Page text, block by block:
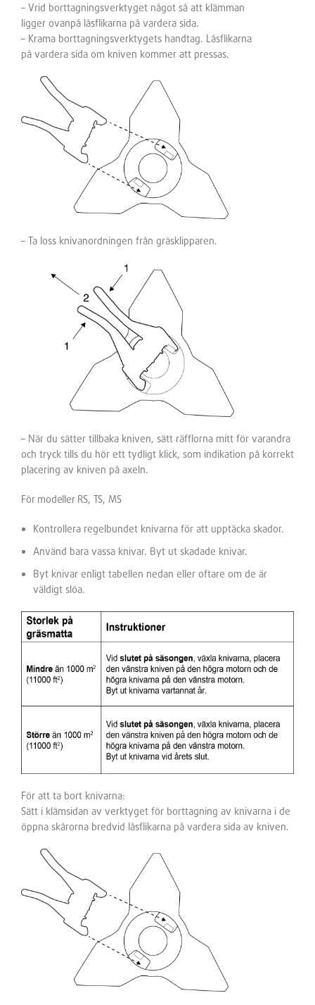
– Vrid borttagningsverktyget något så att klämman
ligger ovanpå låsflikarna på vardera sida.
– Krama borttagningsverktygets handtag. Låsflikarna
på vardera sida om kniven kommer att pressas.
– Ta loss knivanordningen från gräsklipparen.
– När du sätter tillbaka kniven, sätt räfflorna mitt för varandra
och tryck tills du hör ett tydligt klick, som indikation på korrekt
placering av kniven på axeln.
För modeller RS, TS, MS
Kontrollera regelbundet knivarna för att upptäcka skador.
Använd bara vassa knivar. Byt ut skadade knivar.
Byt knivar enligt tabellen nedan eller oftare om de är
väldigt slöa.
För att ta bort knivarna:
Sätt i klämsidan av verktyget för borttagning av knivarna i de
öppna skårorna bredvid låsflikarna på vardera sida av kniven.